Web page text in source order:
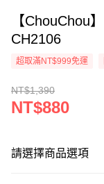
【ChouChou
CH2106
超取滿NT$999免運
NT$1,390
NT$880
請選擇商品選項